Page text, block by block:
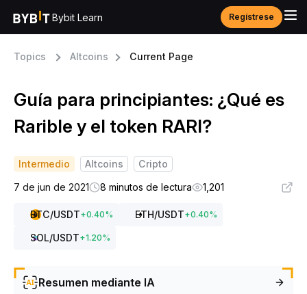
Bybit Learn Regístrese
Topics Altcoins Current Page
Guía para principiantes: ¿Qué es
Rarible y el token RARI?
Intermedio Altcoins
Cripto
7 de jun de 2021
8 minutos de lectura 1,201
BTC/USDT+0.40% ETH/USDT+0.40%
SOL/USDT+1.20%
Resumen mediante IA